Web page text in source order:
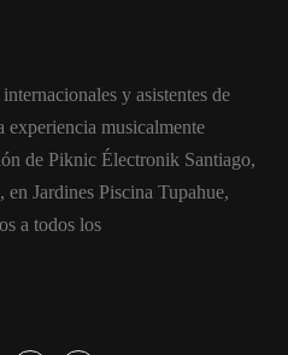
y asistentes de
experiencia musicalmente
de Piknic Électronik Santiago,
Jardines Piscina Tupahue,
a todos los